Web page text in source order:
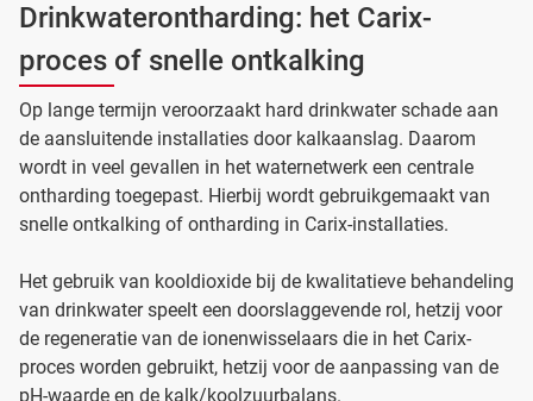
Drinkwaterontharding: het Carix-
proces of snelle ontkalking
Op lange termijn veroorzaakt hard drinkwater schade aan
de aansluitende installaties door kalkaanslag. Daarom
wordt in veel gevallen in het waternetwerk een centrale
ontharding toegepast. Hierbij wordt gebruikgemaakt van
snelle ontkalking of ontharding in Carix-installaties.
Het gebruik van kooldioxide bij de kwalitatieve behandeling
van drinkwater speelt een doorslaggevende rol, hetzij voor
de regeneratie van de ionenwisselaars die in het Carix-
proces worden gebruikt, hetzij voor de aanpassing van de
pH-waarde en de kalk/koolzuurbalans.